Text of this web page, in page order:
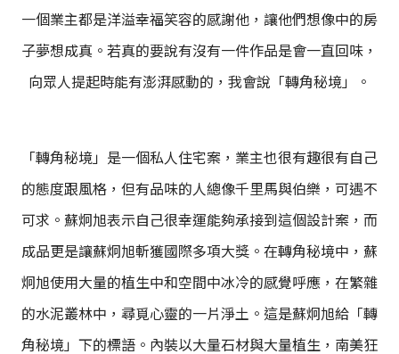
一個業主都是洋溢幸福笑容的感謝他，讓他們想像中的房
子夢想成真。若真的要說有沒有一件作品是會一直回味，
向眾人提起時能有澎湃感動的，我會說「轉角秘境」。
「轉角秘境」是一個私人住宅案，業主也很有趣很有自己
的態度跟風格，但有品味的人總像千里馬與伯樂，可遇不
可求。蘇炯旭表示自己很幸運能夠承接到這個設計案，而
成品更是讓蘇炯旭斬獲國際多項大獎。在轉角秘境中，蘇
炯旭使用大量的植生中和空間中冰冷的感覺呼應，在繁雜
的水泥叢林中，尋覓心靈的一片淨土。這是蘇炯旭給「轉
角秘境」下的標語。內裝以大量石材與大量植生，南美狂